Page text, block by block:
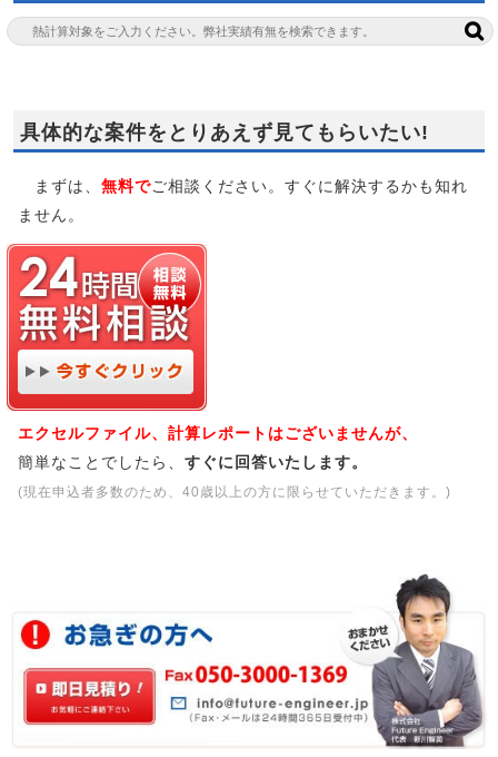
具体的な案件をとりあえず見てもらいたい!
まずは、 無料でご相談ください。すぐに解決するかも知れ
ません。
エクセルファイル、計算レポートはございませんが、
簡単なことでしたら、 すぐに回答いたします。
(現在申込者多数のため、40歳以上の方に限らせていただきます。)